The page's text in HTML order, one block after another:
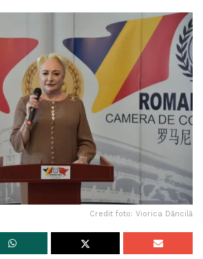
Credit foto: Viorica Dăncilă